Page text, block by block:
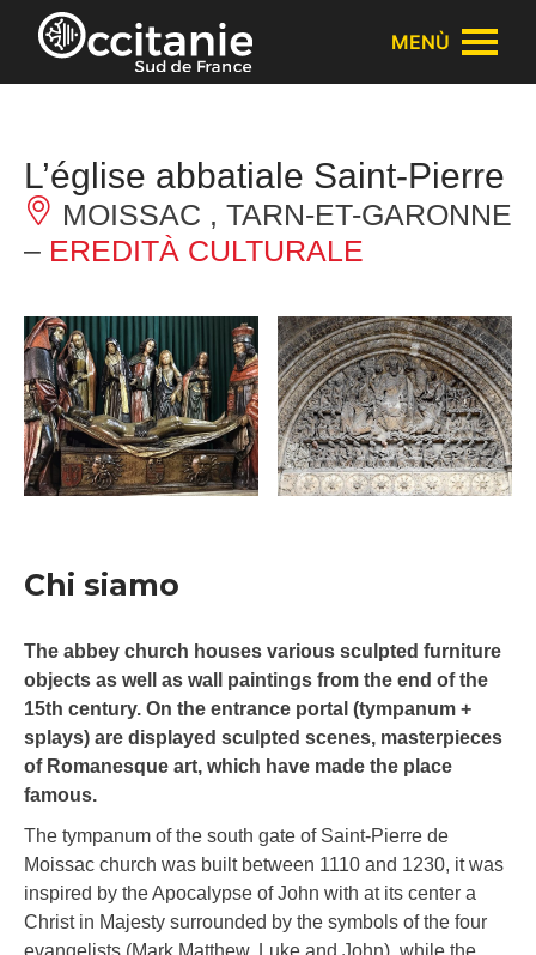
Pannello di gestione dei cookies
MENÙ
L’église abbatiale Saint-Pierre
MOISSAC , TARN-ET-GARONNE
– EREDITÀ CULTURALE
Chi siamo
The abbey church houses various sculpted furniture
objects as well as wall paintings from the end of the
15th century. On the entrance portal (tympanum +
splays) are displayed sculpted scenes, masterpieces
of Romanesque art, which have made the place
famous.
The tympanum of the south gate of Saint-Pierre de
Moissac church was built between 1110 and 1230, it was
inspired by the Apocalypse of John with at its center a
Christ in Majesty surrounded by the symbols of the four